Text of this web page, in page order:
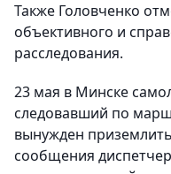
Также Головченко
объективного и
расследования.
23 мая в Минске
следовавший по
вынужден
сообщения